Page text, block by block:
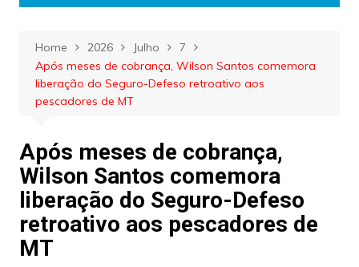
Home 2026 Julho
7
Após meses de cobrança, Wilson Santos comemora
liberação do Seguro-Defeso retroativo aos
pescadores de MT
Após meses de cobrança,
Wilson Santos comemora
liberação do Seguro-Defeso
retroativo aos pescadores de
MT